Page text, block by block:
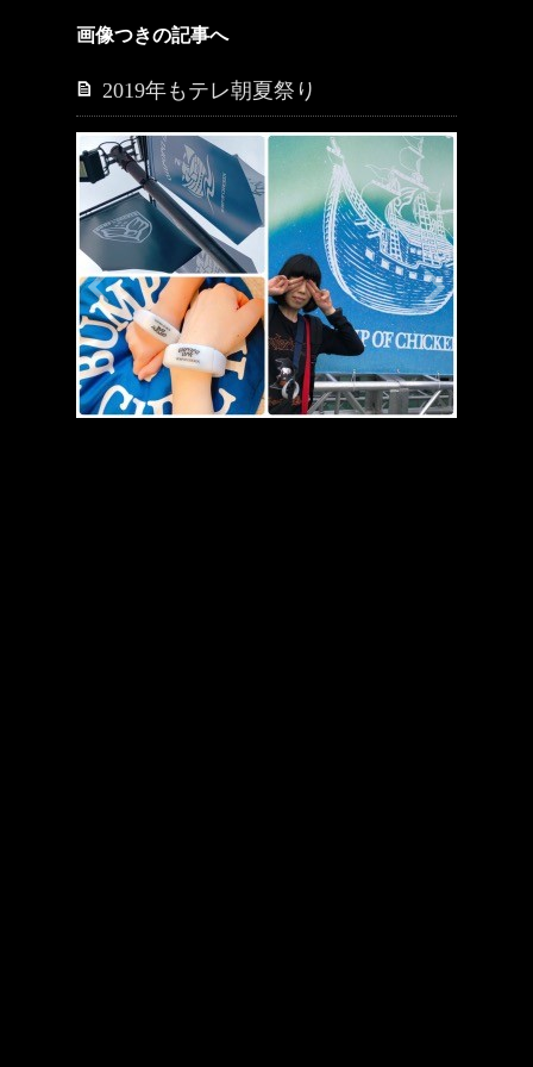
画像つきの記事へ
2019年もテレ朝夏祭り